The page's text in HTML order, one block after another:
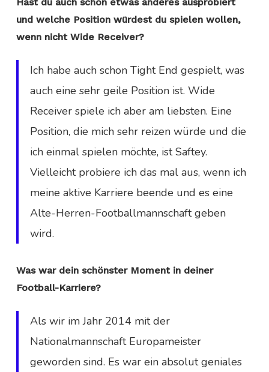
und welche Position würdest du spielen wollen,
wenn nicht Wide Receiver?
Ich habe auch schon Tight End gespielt, was
auch eine sehr geile Position ist. Wide
Receiver spiele ich aber am liebsten. Eine
Position, die mich sehr reizen würde und die
ich einmal spielen möchte, ist Saftey.
Vielleicht probiere ich das mal aus, wenn ich
meine aktive Karriere beende und es eine
Alte-Herren-Footballmannschaft geben
wird.
Was war dein schönster Moment in deiner
Football-Karriere?
Als wir im Jahr 2014 mit der
Nationalmannschaft Europameister
geworden sind. Es war ein absolut geniales